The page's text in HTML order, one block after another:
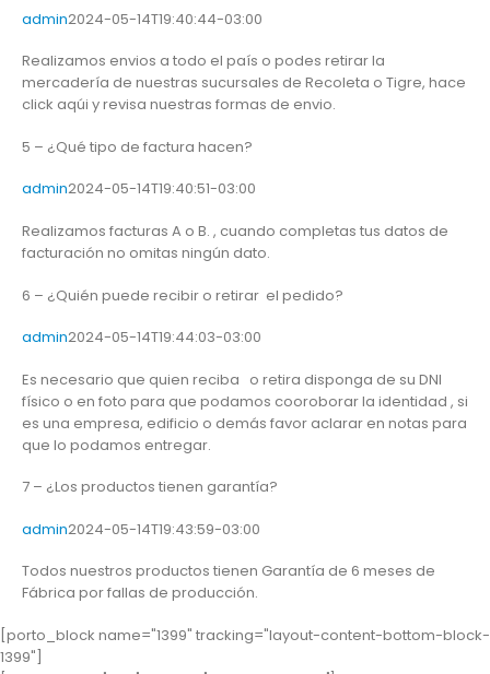
admin2024-05-14T19:40:44-03:00
Realizamos envios a todo el país o podes retirar la
mercadería de nuestras sucursales de Recoleta o Tigre, hace
click aqúi y revisa nuestras formas de envio.
5 – ¿Qué tipo de factura hacen?
admin2024-05-14T19:40:51-03:00
Realizamos facturas A o B. , cuando completas tus datos de
facturación no omitas ningún dato.
6 – ¿Quién puede recibir o retirar el pedido?
admin2024-05-14T19:44:03-03:00
Es necesario que quien reciba o retira disponga de su DNI
físico o en foto para que podamos cooroborar la identidad , si
es una empresa, edificio o demás favor aclarar en notas para
que lo podamos entregar.
7 – ¿Los productos tienen garantía?
admin2024-05-14T19:43:59-03:00
Todos nuestros productos tienen Garantía de 6 meses de
Fábrica por fallas de producción.
[porto_block name="1399" tracking="layout-content-bottom-block-
1399"]